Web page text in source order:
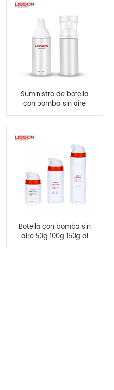
Suministro de botella
con bomba sin aire
esmerilada vacía de
Botella con bomba sin
aire 50g 100g 150g al
por mayor